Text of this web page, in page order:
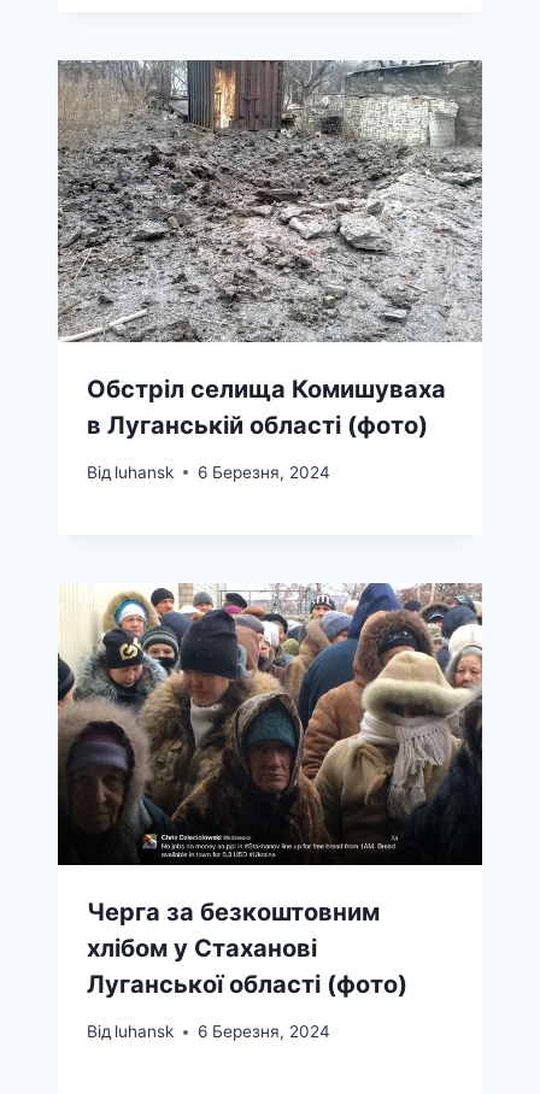
Обстріл селища Комишуваха
в Луганській області (фото)
Від luhansk 6 Березня, 2024
Черга за безкоштовним
хлібом у Стаханові
Луганської області (фото)
Від luhansk 6 Березня, 2024